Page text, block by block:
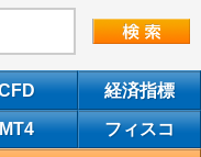
経済指標
MT4 フィスコ